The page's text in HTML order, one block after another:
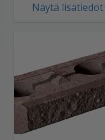
Näytä lisätiedot